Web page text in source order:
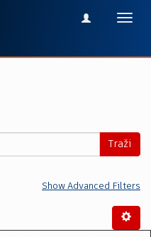
Traži
Show Advanced Filters